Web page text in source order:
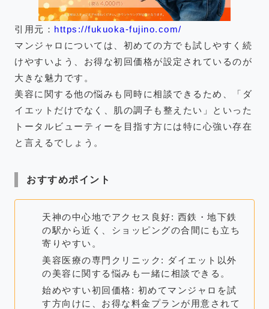
引用元： https://fukuoka-fujino.com/
マンジャロについては、初めての方でも試しやすく続
けやすいよう、お得な初回価格が設定されているのが
大きな魅力です。
美容に関する他の悩みも同時に相談できるため、「ダ
イエットだけでなく、肌の調子も整えたい」といった
トータルビューティーを目指す方には特に心強い存在
と言えるでしょう。
おすすめポイント
天神の中心地でアクセス良好: 西鉄・地下鉄
の駅から近く、ショッピングの合間にも立ち
寄りやすい。
美容医療の専門クリニック: ダイエット以外
の美容に関する悩みも一緒に相談できる。
始めやすい初回価格: 初めてマンジャロを試
す方向けに、お得な料金プランが用意されて